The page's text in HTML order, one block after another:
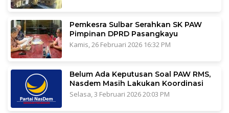
Pemkesra Sulbar Serahkan SK PAW
Pimpinan DPRD Pasangkayu
Kamis, 26 Februari 2026 16:32 PM
Belum Ada Keputusan Soal PAW RMS,
Nasdem Masih Lakukan Koordinasi
Selasa, 3 Februari 2026 20:03 PM